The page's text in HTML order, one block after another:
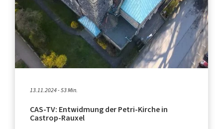
13.11.2024 - 53 Min.
CAS-TV: Entwidmung der Petri-Kirche in
Castrop-Rauxel